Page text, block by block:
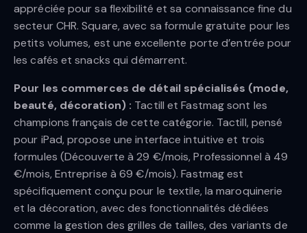
appréciée pour sa flexibilité et sa connaissance fine du
secteur CHR. Square, avec sa formule gratuite pour les
petits volumes, est une excellente porte d’entrée pour
les cafés et snacks qui démarrent.
Pour les commerces de détail spécialisés (mode,
beauté, décoration) : Tactill et Fastmag sont les
champions français de cette catégorie. Tactill, pensé
pour iPad, propose une interface intuitive et trois
formules (Découverte à 29 €/mois, Professionnel à 49
€/mois, Entreprise à 69 €/mois). Fastmag est
spécifiquement conçu pour le textile, la maroquinerie
et la décoration, avec des fonctionnalités dédiées
comme la gestion des grilles de tailles, des variants de